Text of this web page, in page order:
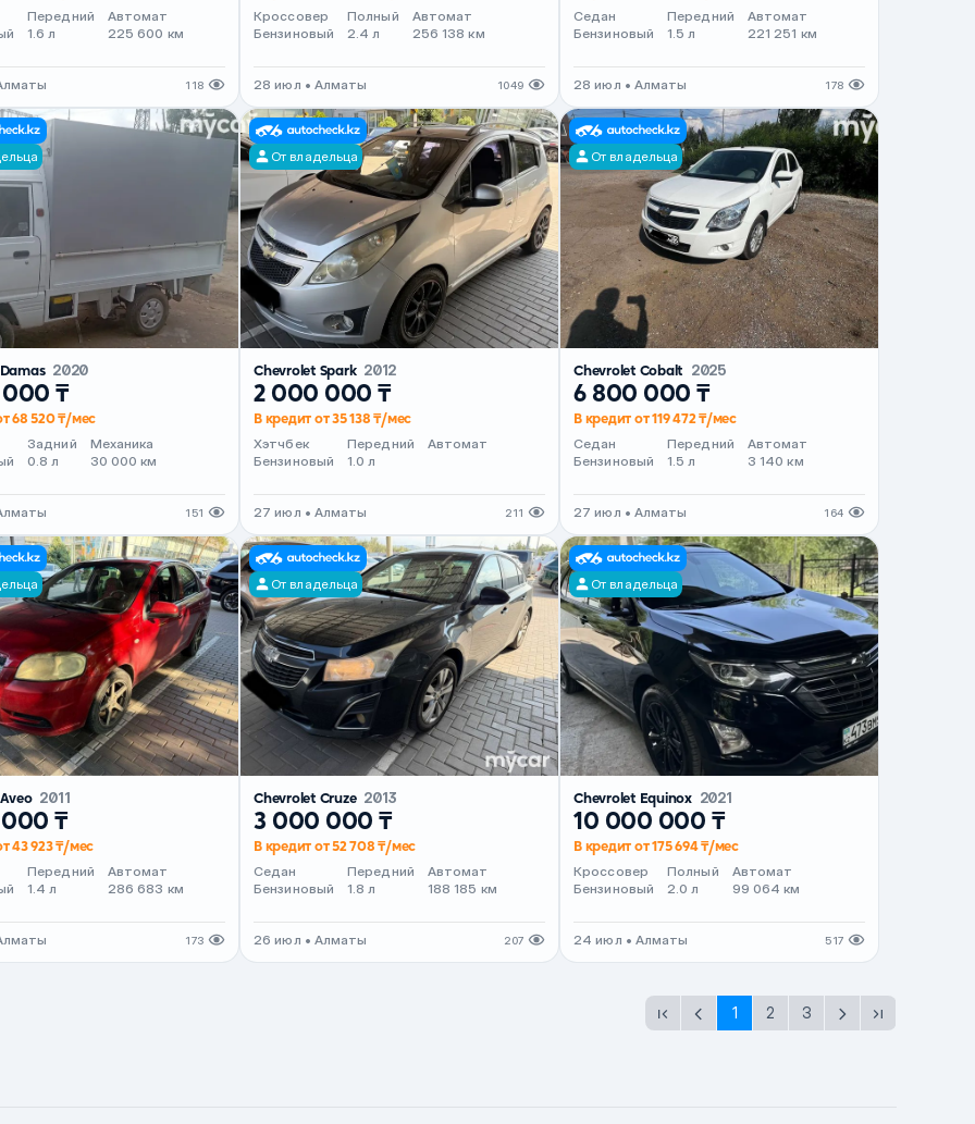
Передний
1.6 л
Автомат
225 600 км
118
Кроссовер
Бензиновый
Полный
2.4 л
Автомат
256 138 км
28 июл • Алматы 1049
Седан
Бензиновый
Передний
1.5 л
Автомат
221 251 км
28 июл • Алматы 178
2020
₸
68 520 ₸/мес
Задний
0.8 л
Механика
30 000 км
151
От владельца
Chevrolet Spark 2012
2 000 000 ₸
В кредит от 35 138 ₸/мес
Хэтчбек
Бензиновый
Передний
1.0 л
Автомат
27 июл • Алматы 211
От владельца
Chevrolet Cobalt 2025
6 800 000 ₸
В кредит от 119 472 ₸/мес
Седан
Бензиновый
Передний
1.5 л
Автомат
3 140 км
27 июл • Алматы 164
2011
₸
43 923 ₸/мес
Передний
1.4 л
Автомат
286 683 км
173
От владельца
Chevrolet Cruze 2013
3 000 000 ₸
В кредит от 52 708 ₸/мес
Седан
Бензиновый
Передний
1.8 л
Автомат
188 185 км
26 июл • Алматы 207
От владельца
Chevrolet Equinox 2021
10 000 000 ₸
В кредит от 175 694 ₸/мес
Кроссовер
Бензиновый
Полный
2.0 л
Автомат
99 064 км
24 июл • Алматы 517
1 2 3